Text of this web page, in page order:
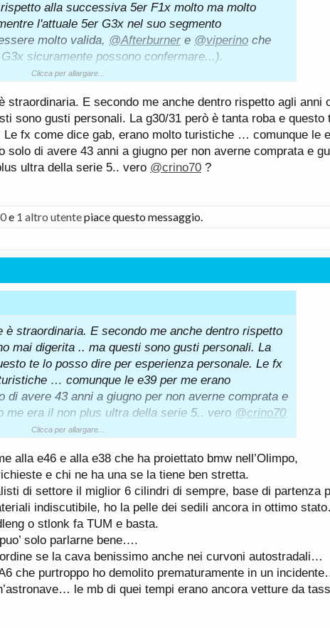
alla successiva 5er F1x molto ma molto
l'attuale 5er G3x nel suo segmento
molto valida, @Afterburner e @viperino che
sicuramente possono confermare...).
E6x è la migliore, a livello di materiali/finiture è
sia rispetto alle successive 5er F1x e G3x.
doti dinamiche e design esterno, che però ad alcuni
avveniristico: a me piace tuttora perché
per l'OT) la 5er E60 nel design porta la firma
di Rimini, che prima della sua serie 5 E60
diventato uno tra i migliori designer mondiali in
non credo proprio che le prossime migliorino,
restyling di pochi mesi fa ha perso anche i rotori
solo touch screen. Anche l'ultima A6 (serie C8)
è nettamente peggiore sia della serie
avviso rispetto alle 5er G3x, uscita nel 2017, sia
Ma il discorso si può estendere un po' a tutta la
in Mexico) rispetto a X3 G01 o GLC.
VW-gate, da qualche parte devono pagarlo e gli
meglio rifiniti di prima.
veramente delle vetture ben fatte a livello di qualità
precedenti generazioni, proprio come le ultime
alle precedenti.
G21 ho all'attivo circa 4 mila km in meno di 2
in primis sia dalle doti stradali e
B58, ma come dicevo in precedenza anche e
della vettura.
'94, oltre all'attuale G21, ho avuto 320i e36,
x1 xdrive 25d f48 e mi sono sempre trovato bene
Clicca per allargare...
straordinaria. E secondo me anche dentro rispetto agli anni
sono gusti personali. La g30/31 però è tanta roba e questo
fx come dice gab, erano molto turistiche … comunque le
solo di avere 43 anni a giugno per non averne comprata e
ultra della serie 5.. vero @crino70 ?
e 1 altro utentepiace questo messaggio.
è straordinaria. E secondo me anche dentro rispetto
mai digerita .. ma questi sono gusti personali. La
te lo posso dire per esperienza personale. Le fx
… comunque le e39 per me erano
di avere 43 anni a giugno per non averne comprata e
me era il non plus ultra della serie 5.. vero @crino70
Clicca per allargare...
alla e46 e alla e38 che ha proiettato bmw nell’Olimpo,
e chi ne ha una se la tiene ben stretta.
di settore il miglior 6 cilindri di sempre, base di partenza
indiscutibile, ho la pelle dei sedili ancora in ottimo
o stlonk fa TUM e basta.
solo parlarne bene….
se la cava benissimo anche nei curvoni autostradali…
che purtroppo ho demolito prematuramente in un
le mb di quei tempi erano ancora vetture da